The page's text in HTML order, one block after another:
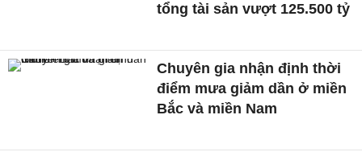
tổng tài sản vượt 125.500 tỷ
Chuyên gia nhận định thời
điểm mưa giảm dần ở miền
Bắc và miền Nam